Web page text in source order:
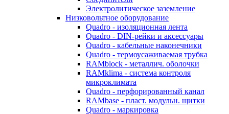
Электролитическое заземление
Низковольтное оборудование
Quadro - изоляционная лента
Quadro - DIN-рейки и аксессуары
Quadro - кабельные наконечники
Quadro - термоусаживаемая трубка
RAMblock - металлич. оболочки
RAMklima - система контроля
микроклимата
Quadro - перфорированный канал
RAMbase - пласт. модульн. щитки
Quadro - маркировка